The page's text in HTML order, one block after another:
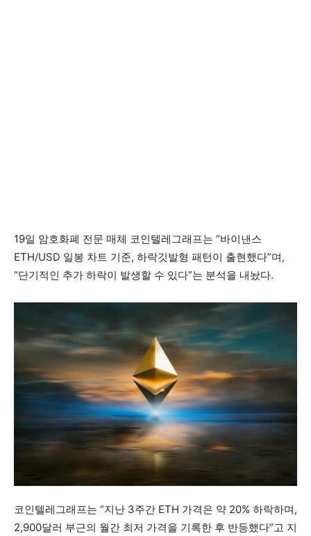
19일 암호화폐 전문 매체 코인텔레그래프는 “바이낸스
ETH/USD 일봉 차트 기준, 하락깃발형 패턴이 출현했다”며,
“단기적인 추가 하락이 발생할 수 있다”는 분석을 내놨다.
코인텔레그래프는 “지난 3주간 ETH 가격은 약 20% 하락하며,
2,900달러 부근의 월간 최저 가격을 기록한 후 반등했다”고 지